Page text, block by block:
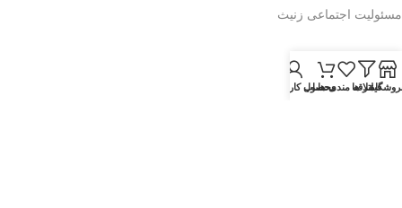
مسئولیت اجتماعی زنیث
تماس با ما
اطلاعات تماس
فیلتر ها
علاقه مندی ها
محصول
حساب کاربری من